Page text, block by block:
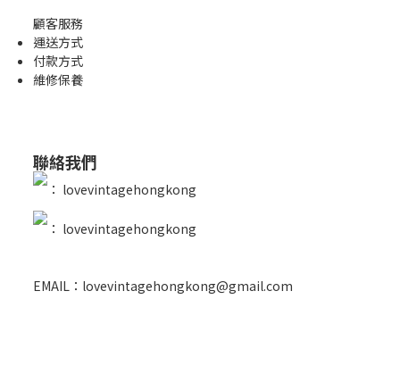
顧客服務
運送方式
付款方式
維修保養
聯絡我們
： lovevintagehongkong
： lovevintagehongkong
EMAIL：lovevintagehongkong@gmail.com